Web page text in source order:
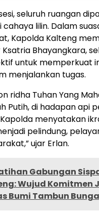
seluruh ruangan
lilin. Dalam
Kapolda Kalteng
Bhayangkara,
untuk memperkuat
menjalankan tugas.
ridha Tuhan Yang
Putih, di hadapan api
menyatakan
pelindung,
ujar Erlan.
Gabungan
Wujud Komitmen
Bumi Tambun